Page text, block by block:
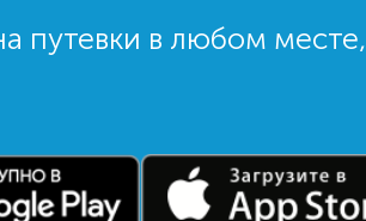
путевки в любом месте,